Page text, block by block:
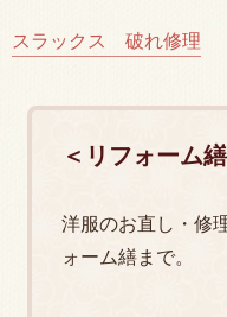
スラックス 破れ修理
＜リフォーム
洋服のお直し・修
ォーム繕まで。